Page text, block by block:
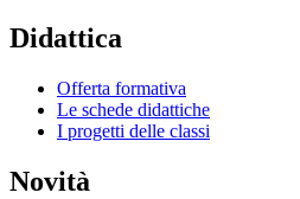
Didattica
Offerta formativa
Le schede didattiche
I progetti delle classi
Novità